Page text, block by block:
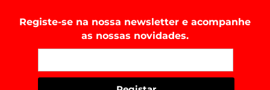
Registe-se na nossa newsletter e acompanhe
as nossas novidades.